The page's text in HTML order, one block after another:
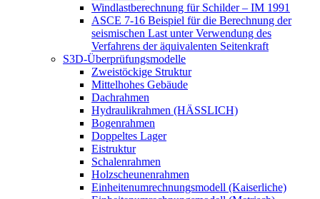
Windlastberechnung für Schilder – IM 1991
ASCE 7-16 Beispiel für die Berechnung der
seismischen Last unter Verwendung des
Verfahrens der äquivalenten Seitenkraft
S3D-Überprüfungsmodelle
Zweistöckige Struktur
Mittelhohes Gebäude
Dachrahmen
Hydraulikrahmen (HÄSSLICH)
Bogenrahmen
Doppeltes Lager
Eistruktur
Schalenrahmen
Holzscheunenrahmen
Einheitenumrechnungsmodell (Kaiserliche)